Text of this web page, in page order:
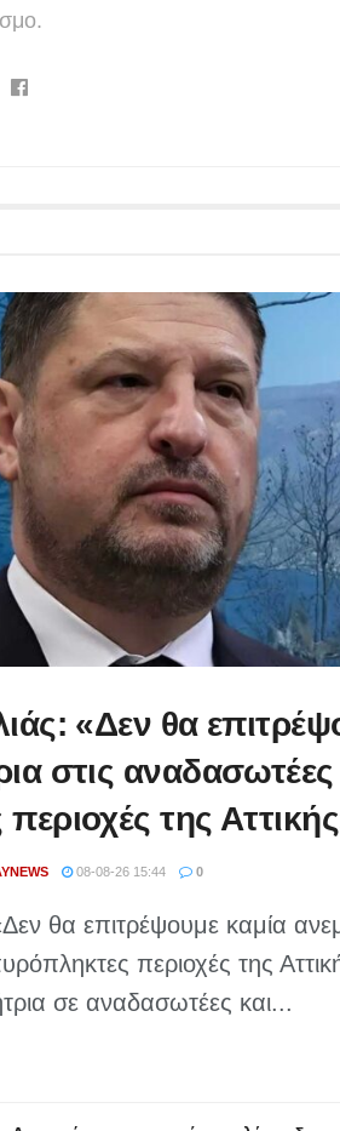
«Δεν θα
στις αναδασωτέες
της
08-08-26 15:44 0
θα επιτρέψουμε καμία
περιοχές της
σε αναδασωτέες και...